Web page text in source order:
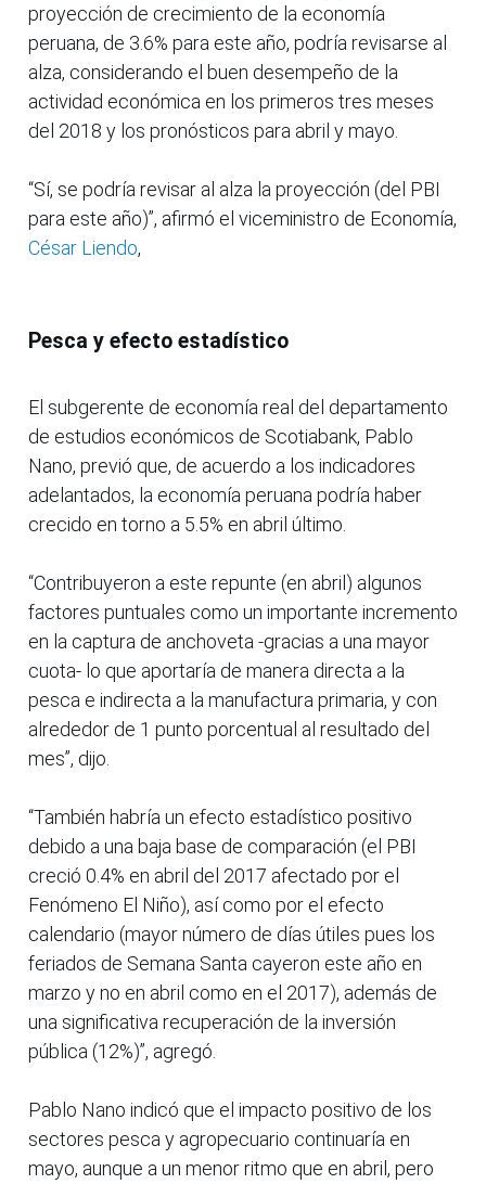
proyección de crecimiento de la economía
peruana, de 3.6% para este año, podría revisarse al
alza, considerando el buen desempeño de la
actividad económica en los primeros tres meses
del 2018 y los pronósticos para abril y mayo.
“Sí, se podría revisar al alza la proyección (del PBI
para este año)”, afirmó el viceministro de Economía,
César Liendo,
Pesca y efecto estadístico
El subgerente de economía real del departamento
de estudios económicos de Scotiabank, Pablo
Nano, previó que, de acuerdo a los indicadores
adelantados, la economía peruana podría haber
crecido en torno a 5.5% en abril último.
“Contribuyeron a este repunte (en abril) algunos
factores puntuales como un importante incremento
en la captura de anchoveta -gracias a una mayor
cuota- lo que aportaría de manera directa a la
pesca e indirecta a la manufactura primaria, y con
alrededor de 1 punto porcentual al resultado del
mes”, dijo.
“También habría un efecto estadístico positivo
debido a una baja base de comparación (el PBI
creció 0.4% en abril del 2017 afectado por el
Fenómeno El Niño), así como por el efecto
calendario (mayor número de días útiles pues los
feriados de Semana Santa cayeron este año en
marzo y no en abril como en el 2017), además de
una significativa recuperación de la inversión
pública (12%)”, agregó.
Pablo Nano indicó que el impacto positivo de los
sectores pesca y agropecuario continuaría en
mayo, aunque a un menor ritmo que en abril, pero